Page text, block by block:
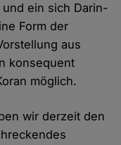
ein sich Darin-
Form der
aus
konsequent
möglich.
wir derzeit den